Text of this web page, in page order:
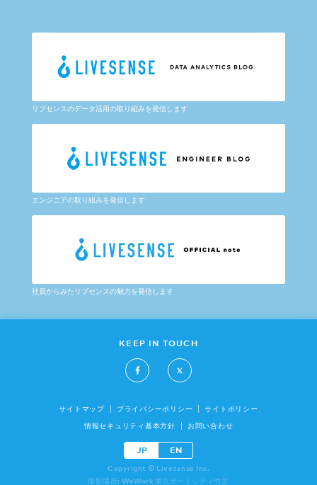
リブセンスのデータ活用の取り組みを発信します
エンジニアの取り組みを発信します
社員からみたリブセンスの魅力を発信します
KEEP IN TOUCH
サイトマップ プライバシーポリシー サイトポリシー
情報セキュリティ基本方針 お問い合わせ
JP EN
Copyright © Livesense Inc.
撮影場所: WeWork 東京ポートシティ竹芝